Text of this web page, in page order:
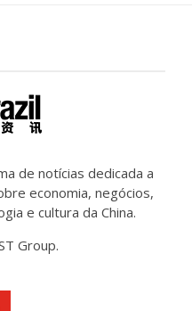
de notícias dedicada a
economia, negócios,
e cultura da China.
Group.